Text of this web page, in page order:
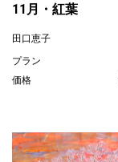
11月・紅葉
田口恵子
プラン
価格